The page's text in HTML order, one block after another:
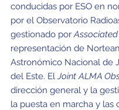
conducidas por ESO en
por el Observatorio
gestionado por Associated
representación de
Astronómico Nacional de
del Este. El Joint ALMA
dirección general y la
la puesta en marcha y las